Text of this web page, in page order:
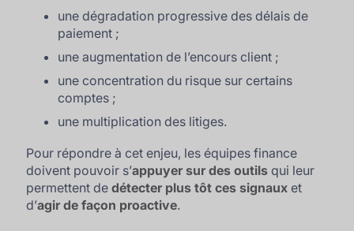
une dégradation progressive des délais de
paiement ;
une augmentation de l’encours client ;
une concentration du risque sur certains
comptes ;
une multiplication des litiges.
Pour répondre à cet enjeu, les équipes finance
doivent pouvoir s’appuyer sur des outils qui leur
permettent dedétecter plus tôt ces signaux et
d’agir de façon proactive.